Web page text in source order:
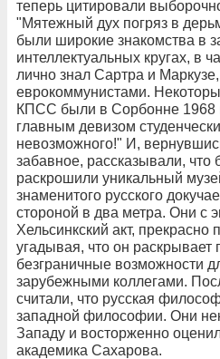
теперь цитировали
"Мятежный дух погряз в
были широкие знакомства в
интеллектуальных кругах, в
лично знал Сартра и
еврокоммунистами.
КПСС были в Сорбонне 1968
главным девизом
невозможного!" И,
забавное, рассказывали, что
раскрошили уникальный
знаменитого русского
стороной в два метра. Они с
Хельсинкский акт, прекрасно
угадывая, что он раскрывает
безграничные возможности
зарубежными коллегами.
считали, что русская
западной философии. Они
Западу и восторженно
академика Сахарова.